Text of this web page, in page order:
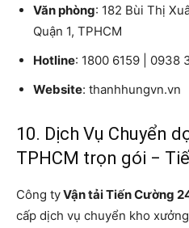
Văn phòng: 182 Bùi Thị
Quận 1, TPHCM
Hotline: 1800 6159 | 0938
Website: thanhhungvn.vn
10. Dịch Vụ Chuyển
TPHCM trọn gói −
Công tyVận tải Tiến Cường
cấp dịch vụ chuyển kho